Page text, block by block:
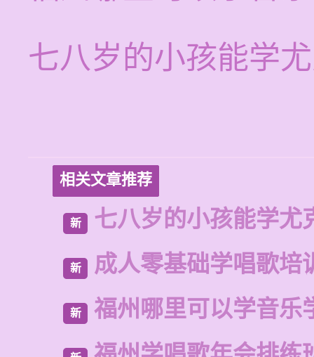
七八岁的小孩能学
相关文章推荐
新 七八岁的小孩能学尤
新 成人零基础学唱歌培
新 福州哪里可以学音乐